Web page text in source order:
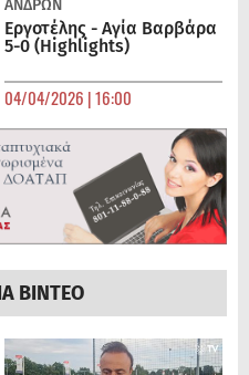
ΑΝΔΡΏΝ
Εργοτέλης - Αγία Βαρβάρα
5-0 (Highlights)
04/04/2026 | 16:00
ΒΙΝΤΕΟ